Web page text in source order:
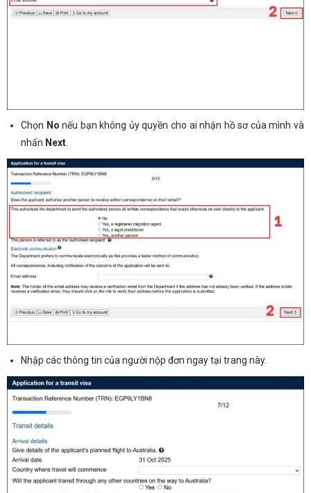
Chọn No nếu bạn không ủy quyền cho ai nhận hồ sơ của mình và
nhấn Next
Nhập các thông tin của người nộp đơn ngay tại trang này.